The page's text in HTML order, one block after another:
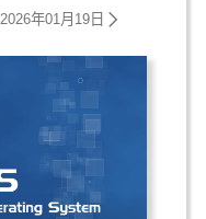
2026年01月19日